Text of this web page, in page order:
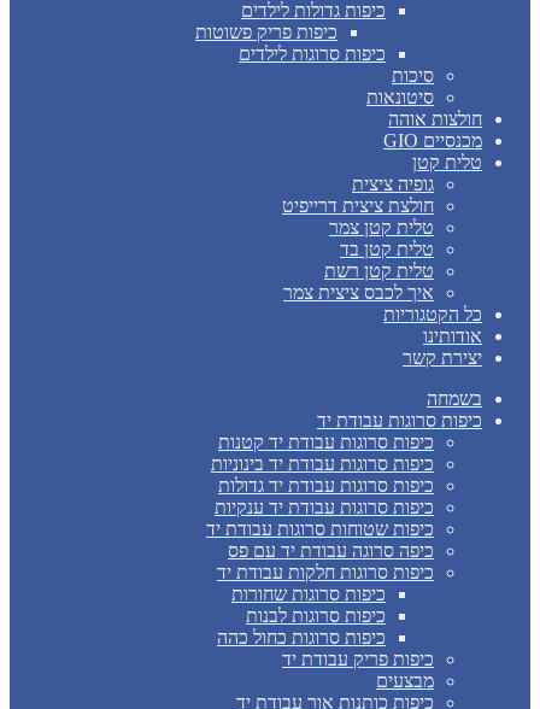
כיפות גדולות לילדים
כיפות פריק פשוטות
כיפות סרוגות לילדים
סיכות
סיטונאות
חולצות אוהה
מכנסיים GIO
טלית קטן
גופיה ציצית
חולצת ציצית דרייפיט
טלית קטן צמר
טלית קטן בד
טלית קטן רשת
איך לכבס ציצית צמר
כל הקטגוריות
אודותינו
יצירת קשר
בשמחה
כיפות סרוגות עבודת יד
כיפות סרוגות עבודת יד קטנות
כיפות סרוגות עבודת יד בינוניות
כיפות סרוגות עבודת יד גדולות
כיפות סרוגות עבודת יד ענקיות
כיפות שטוחות סרוגות עבודת יד
כיפה סרוגה עבודת יד עם פס
כיפות סרוגות חלקות עבודת יד
כיפות סרוגות שחורות
כיפות סרוגות לבנות
כיפות סרוגות כחול כהה
כיפות פריק עבודת יד
מבצעים
כיפות כותנות אור עבודת יד